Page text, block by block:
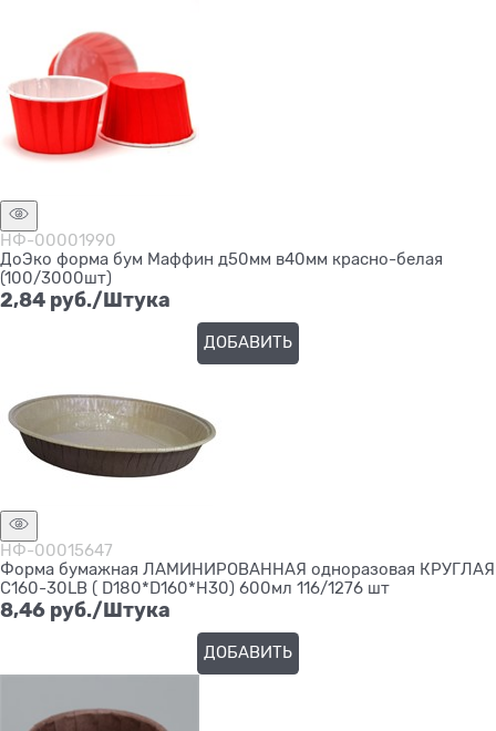
НФ-00001990
ДоЭко форма бум Маффин д50мм в40мм красно-белая
(100/3000шт)
2,84 руб./Штука
ДОБАВИТЬ
НФ-00015647
Форма бумажная ЛАМИНИРОВАННАЯ одноразовая КРУГЛАЯ
С160-30LB ( D180*D160*H30) 600мл 116/1276 шт
8,46 руб./Штука
ДОБАВИТЬ